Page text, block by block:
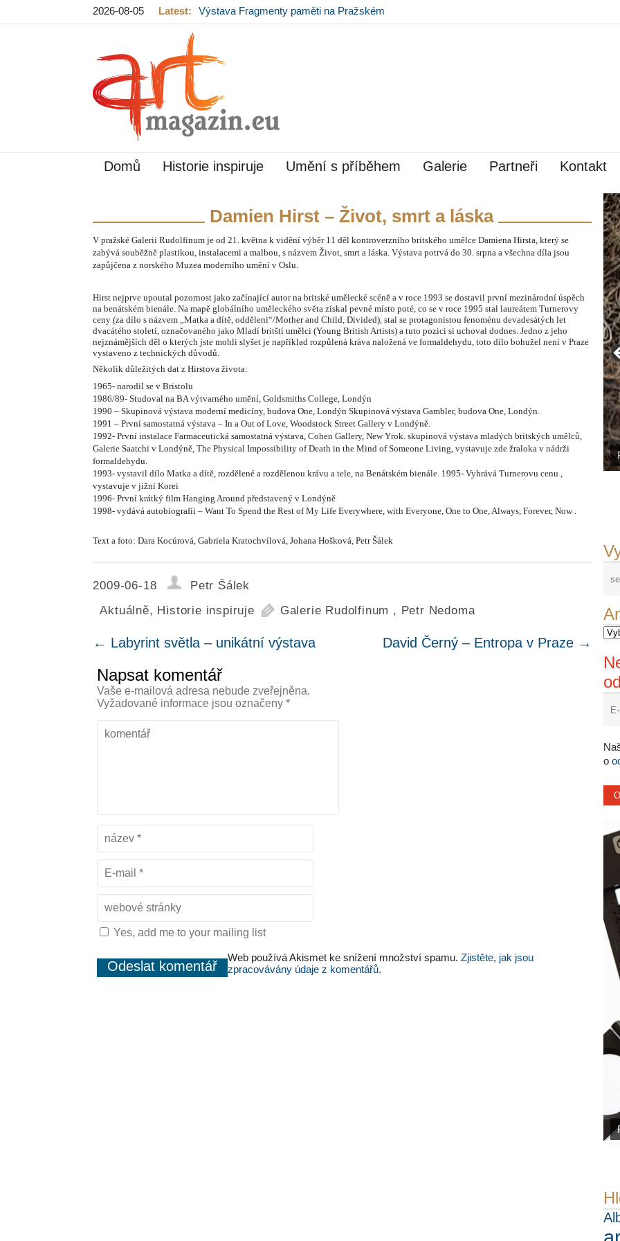
2026-08-05 Latest:
Výstava Fragmenty paměti na Pražském
Domů Historie inspiruje Umění s příběhem Galerie Partneři Kontakt
o
Damien Hirst – Život, smrt a láska
V pražské Galerii Rudolfinum je od 21. května k vidění výběr 11 děl kontroverzního britského umělce Damiena Hirsta, který se
zabývá souběžně plastikou, instalacemi a malbou, s názvem Život, smrt a láska. Výstava potrvá do 30. srpna a všechna díla jsou
zapůjčena z norského Muzea moderního umění v Oslu.
Hirst nejprve upoutal pozornost jako začínající autor na britské umělecké scéně a v roce 1993 se dostavil první mezinárodní úspěch
na benátském bienále. Na mapě globálního uměleckého světa získal pevné místo poté, co se v roce 1995 stal laureátem Turnerovy
ceny (za dílo s názvem „Matka a dítě, odděleni“/Mother and Child, Divided), stal se protagonistou fenoménu devadesátých let
dvacátého století, označovaného jako Mladí britští umělci (Young British Artists) a tuto pozici si uchoval dodnes. Jedno z jeho
nejznámějších děl o kterých jste mohli slyšet je například rozpůlená kráva naložená ve formaldehydu, toto dílo bohužel není v Praze
vystaveno z technických důvodů.
Několik důležitých dat z Hirstova života:
1965- narodil se v Bristolu
1986/89- Studoval na BA výtvarného umění, Goldsmiths College, Londýn
1990 – Skupinová výstava moderní medicíny, budova One, Londýn Skupinová výstava Gambler, budova One, Londýn.
1991 – První samostatná výstava – In a Out of Love, Woodstock Street Gallery v Londýně.
1992- První instalace Farmaceutická samostatná výstava, Cohen Gallery, New Yrok. skupinová výstava mladých britských umělců,
Galerie Saatchi v Londýně, The Physical Impossibility of Death in the Mind of Someone Living, vystavuje zde žraloka v nádrži
formaldehydu.
1993- vystavil dílo Matka a dítě, rozdělené a rozdělenou krávu a tele, na Benátském bienále. 1995- Vyhrává Turnerovu cenu ,
vystavuje v jižní Korei
1996- První krátký film Hanging Around představený v Londýně
1998- vydává autobiografii – Want To Spend the Rest of My Life Everywhere, with Everyone, One to One, Always, Forever, Now .
Text a foto: Dara Kocúrová, Gabriela Kratochvílová, Johana Hošková, Petr Šálek
2009-06-18
Petr Šálek
Aktuálně, Historie inspiruje Galerie Rudolfinum , Petr Nedoma
← Labyrint světla – unikátní výstava David Černý – Entropa v Praze →
Napsat komentář
Vaše e-mailová adresa nebude zveřejněna.
Vyžadované informace jsou označeny*
Yes, add me to your mailing list
Web používá Akismet ke snížení množství spamu.Zjistěte, jak jsou
zpracovávány údaje z komentářů.